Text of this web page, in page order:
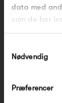
data med
som de har
Nødvendig
Præferencer
Indtast
på mail.
Pop og i